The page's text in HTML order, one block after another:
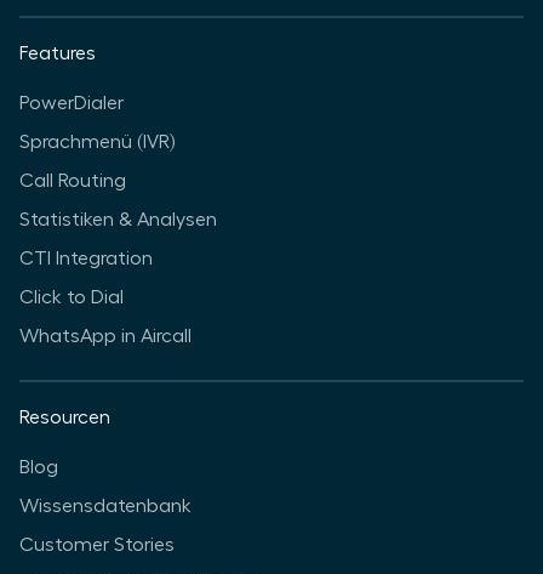
Features
PowerDialer
Sprachmenü (IVR)
Call Routing
Statistiken & Analysen
CTI Integration
Click to Dial
WhatsApp in Aircall
Resourcen
Blog
Wissensdatenbank
Customer Stories